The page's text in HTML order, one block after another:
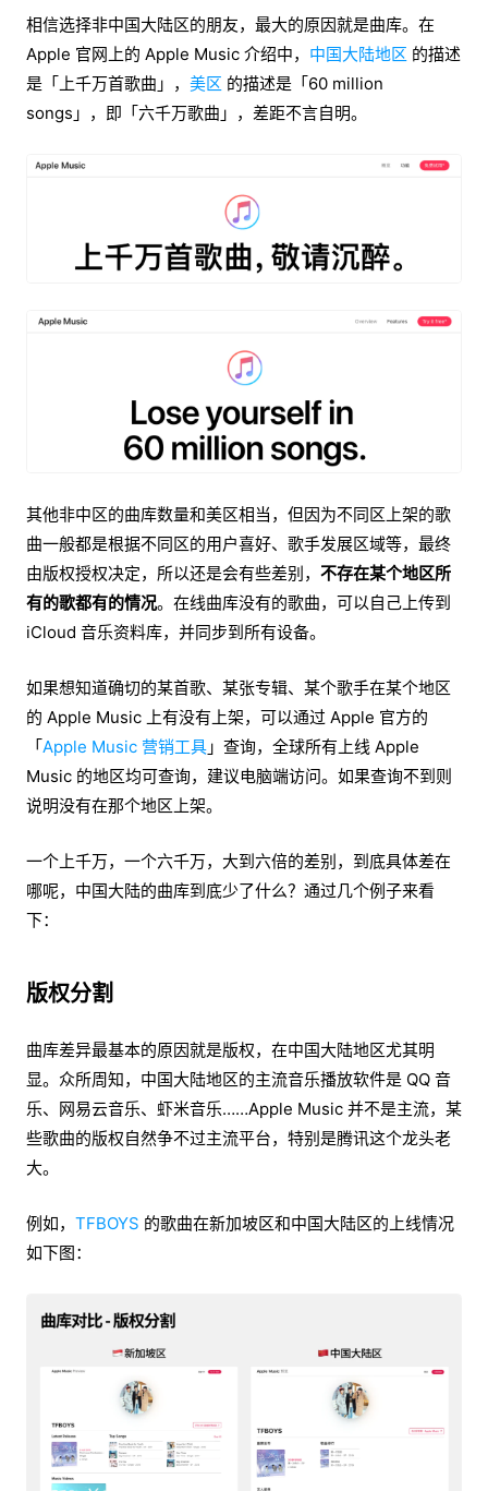
相信选择非中国大陆区的朋友，最大的原因就是曲库。在
Apple 官网上的 Apple Music 介绍中， 中国大陆地区 的描述
是「上千万首歌曲」， 美区 的描述是「60 million
songs」，即「六千万歌曲」，差距不言自明。
其他非中区的曲库数量和美区相当，但因为不同区上架的歌
曲一般都是根据不同区的用户喜好、歌手发展区域等，最终
由版权授权决定，所以还是会有些差别， 不存在某个地区所
有的歌都有的情况。在线曲库没有的歌曲，可以自己上传到
iCloud 音乐资料库，并同步到所有设备。
如果想知道确切的某首歌、某张专辑、某个歌手在某个地区
的 Apple Music 上有没有上架，可以通过 Apple 官方的
「Apple Music 营销工具 」查询，全球所有上线 Apple
Music 的地区均可查询，建议电脑端访问。如果查询不到则
说明没有在那个地区上架。
一个上千万，一个六千万，大到六倍的差别，到底具体差在
哪呢，中国大陆的曲库到底少了什么？通过几个例子来看
下：
版权分割
曲库差异最基本的原因就是版权，在中国大陆地区尤其明
显。众所周知，中国大陆地区的主流音乐播放软件是 QQ 音
乐、网易云音乐、虾米音乐……Apple Music 并不是主流，某
些歌曲的版权自然争不过主流平台，特别是腾讯这个龙头老
大。
例如， TFBOYS 的歌曲在新加坡区和中国大陆区的上线情况
如下图：